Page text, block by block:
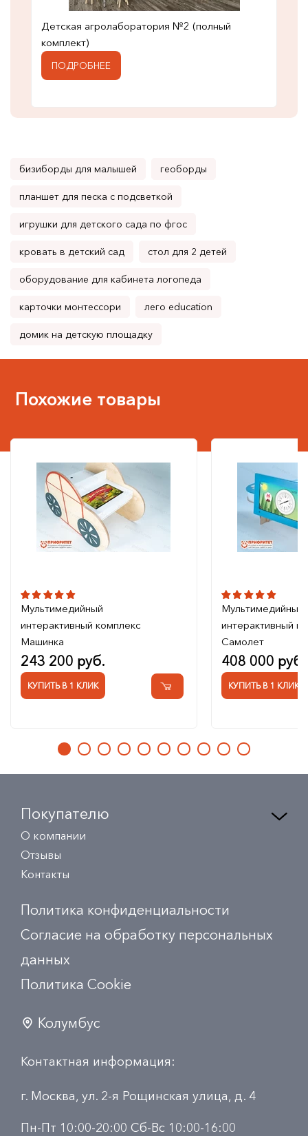
Детская агролаборатория №2 (полный
комплект)
ПОДРОБНЕЕ
бизиборды для малышей геоборды
планшет для песка с подсветкой
игрушки для детского сада по фгос
кровать в детский сад стол для 2 детей
оборудование для кабинета логопеда
карточки монтессори лего education
домик на детскую площадку
Похожие товары
Мультимедийный
интерактивный комплекс
Машинка
243 200 руб.
КУПИТЬ В 1 КЛИК
Мультимедийный
интерактивный
Самолет
408 000 руб.
КУПИТЬ В 1 КЛИК
Покупателю
О компании
Отзывы
Контакты
Политика конфиденциальности
Согласие на обработку персональных
данных
Политика Сookie
Колумбус
Контактная информация:
г. Москва, ул. 2-я Рощинская улица, д. 4
Пн-Пт 10:00-20:00 Сб-Вс 10:00-16:00